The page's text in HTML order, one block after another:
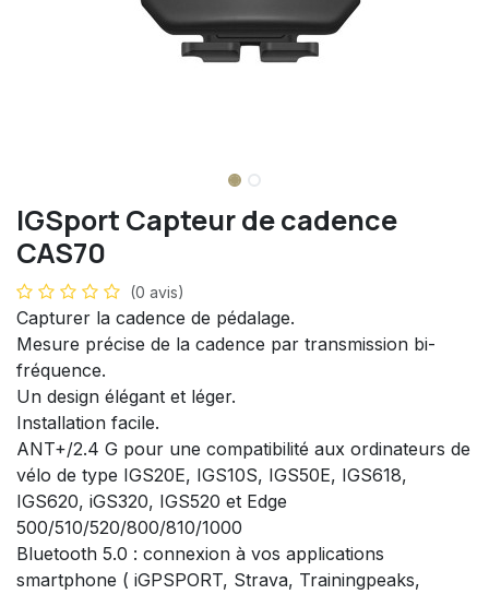
IGSport Capteur de cadence
CAS70
(0 avis)
Capturer la cadence de pédalage.
Mesure précise de la cadence par transmission bi-
fréquence.
Un design élégant et léger.
Installation facile.
ANT+/2.4 G pour une compatibilité aux ordinateurs de
vélo de type IGS20E, IGS10S, IGS50E, IGS618,
IGS620, iGS320, IGS520 et Edge
500/510/520/800/810/1000
Bluetooth 5.0 : connexion à vos applications
smartphone ( iGPSPORT, Strava, Trainingpeaks,